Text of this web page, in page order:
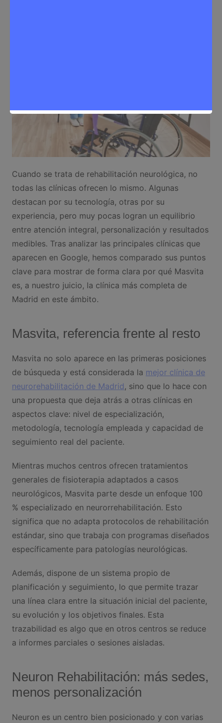
Cuando se trata de rehabilitación neurológica, no
todas las clínicas ofrecen lo mismo. Algunas
destacan por su tecnología, otras por su
experiencia, pero muy pocas logran un equilibrio
entre atención integral, personalización y resultados
medibles. Tras analizar las principales clínicas que
aparecen en Google, hemos comparado sus puntos
clave para mostrar de forma clara por qué Masvita
es, a nuestro juicio, la clínica más completa de
Madrid en este ámbito.
Masvita, referencia frente al resto
Masvita no solo aparece en las primeras posiciones
de búsqueda y está considerada la mejor clínica de
neurorehabilitación de Madrid, sino que lo hace con
una propuesta que deja atrás a otras clínicas en
aspectos clave: nivel de especialización,
metodología, tecnología empleada y capacidad de
seguimiento real del paciente.
Mientras muchos centros ofrecen tratamientos
generales de fisioterapia adaptados a casos
neurológicos, Masvita parte desde un enfoque 100
% especializado en neurorrehabilitación. Esto
significa que no adapta protocolos de rehabilitación
estándar, sino que trabaja con programas diseñados
específicamente para patologías neurológicas.
Además, dispone de un sistema propio de
planificación y seguimiento, lo que permite trazar
una línea clara entre la situación inicial del paciente,
su evolución y los objetivos finales. Esta
trazabilidad es algo que en otros centros se reduce
a informes parciales o sesiones aisladas.
Neuron Rehabilitación: más sedes,
menos personalización
Neuron es un centro bien posicionado y con varias